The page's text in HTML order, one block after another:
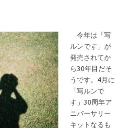
今年は「写
ルンです」が
発売されてか
ら30年目だそ
うです。4月に
「写ルンで
す」30周年ア
ニバーサリー
キットなるも